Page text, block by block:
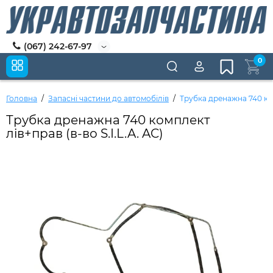
(067) 242-67-97
0
Головна Запасні частини до автомобілів Трубка дренажна 740
Трубка дренажна 740 комплект
лів+прав (в-во S.I.L.A. AC)